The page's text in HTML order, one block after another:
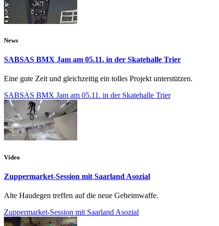
News
SABSAS BMX Jam am 05.11. in der Skatehalle Trier
Eine gute Zeit und gleichzeitig ein tolles Projekt unterstützen.
SABSAS BMX Jam am 05.11. in der Skatehalle Trier
Video
Zuppermarket-Session mit Saarland Asozial
Alte Haudegen treffen auf die neue Geheimwaffe.
Zuppermarket-Session mit Saarland Asozial